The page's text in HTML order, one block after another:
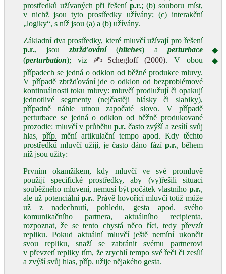
prostředků užívaných při řešení p.r.; (b) souboru míst,
v nichž jsou tyto prostředky užívány; (c) interakční
„logiky“, s níž jsou (a) a (b) užívány.
Základní dva prostředky, které mluvčí užívají pro řešení
p.r., jsouzbržďování(hitches) a perturbace
(perturbation); viz ✍Schegloff (2000). V obou
případech se jedná o odklon od běžné produkce mluvy.
V případě zbržďování jde o odklon od bezproblémové
kontinuálnosti toku mluvy: mluvčí prodlužují či opakují
jednotlivé segmenty (nejčastěji hlásky či slabiky),
případně náhle utnou započaté slovo. V případě
perturbace se jedná o odklon od běžně produkované
prozodie: mluvčí v průběhup.r. často zvýší a zesílí svůj
hlas, příp. mění artikulační tempo apod. Kdy těchto
prostředků mluvčí užijí, je často dáno fází p.r., během
níž jsou užity:
Prvním okamžikem, kdy mluvčí ve své promluvě
použijí specifické prostředky, aby (vy)řešili situaci
souběžného mluvení, nemusí být počátek vlastního p.r.,
ale už potenciálníp.r.. Právě hovořící mluvčí totiž může
už z nadechnutí, pohledu, gesta apod. svého
komunikačního partnera, aktuálního recipienta,
rozpoznat, že se tento chystá něco říci, tedy převzít
repliku. Pokud aktuální mluvčí ještě nemíní ukončit
svou repliku, snaží se zabránit svému partnerovi
v převzetí repliky tím, že zrychlí tempo své řeči či zesílí
a zvýší svůj hlas, příp. užije nějakého gesta.
◆
◆